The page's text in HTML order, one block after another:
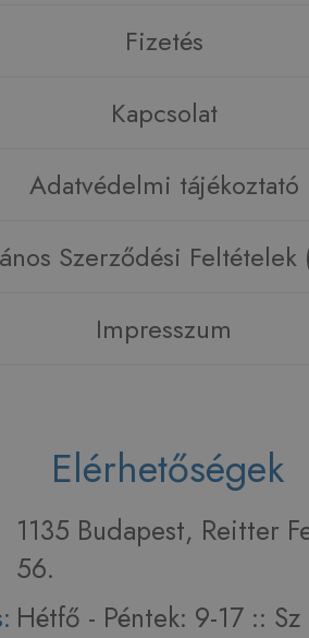
Fizetés
Kapcsolat
Adatvédelmi tájékoztató
Szerződési Feltételek
Impresszum
Elérhetőségek
1135 Budapest, Reitter
56.
Hétfő - Péntek: 9-17 :: Sz